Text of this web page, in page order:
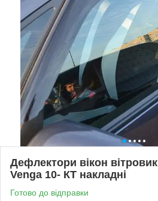
Дефлектори вікон
Venga 10- КТ накладні
Готово до відправки